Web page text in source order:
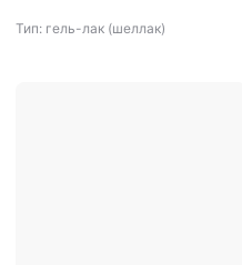
Тип: гель-лак (шеллак)